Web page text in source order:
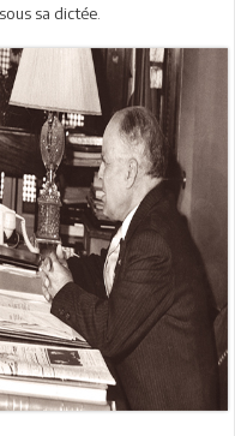
sa dictée.